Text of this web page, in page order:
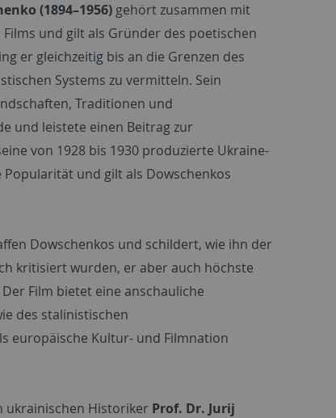
(1894–1956) gehört zusammen mit
und gilt als Gründer des poetischen
er gleichzeitig bis an die Grenzen des
Systems zu vermitteln. Sein
Traditionen und
und leistete einen Beitrag zur
von 1928 bis 1930 produzierte Ukraine-
und gilt als Dowschenkos
Dowschenkos und schildert, wie ihn der
kritisiert wurden, er aber auch höchste
Film bietet eine anschauliche
des stalinistischen
europäische Kultur- und Filmnation
ukrainischen Historiker Prof. Dr. Jurij